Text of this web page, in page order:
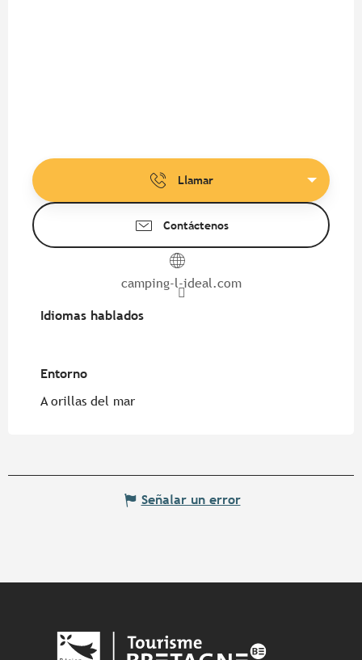
Llamar
Contáctenos
camping-l-ideal.com
Idiomas hablados
Idiomas hablados
Entorno
Entorno
A orillas del mar
Señalar un error